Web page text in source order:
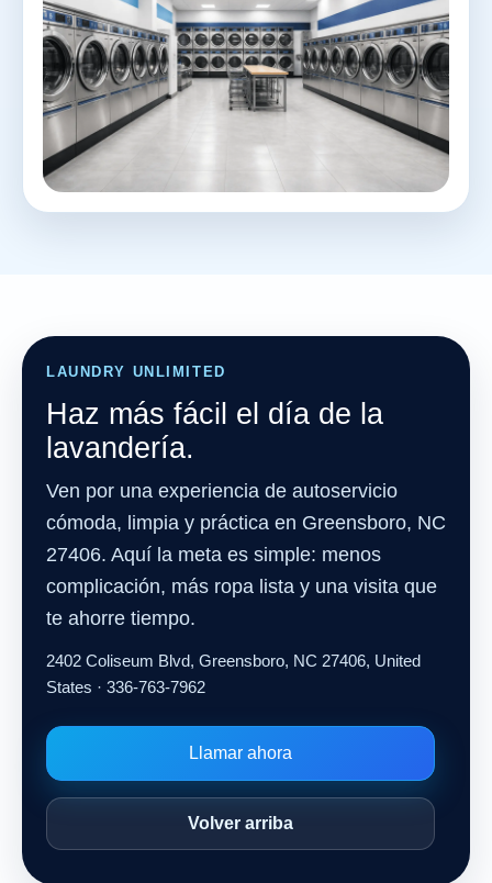
LAUNDRY UNLIMITED
Haz más fácil el día de la
lavandería.
Ven por una experiencia de autoservicio
cómoda, limpia y práctica en Greensboro, NC
27406. Aquí la meta es simple: menos
complicación, más ropa lista y una visita que
te ahorre tiempo.
2402 Coliseum Blvd, Greensboro, NC 27406, United
States · 336-763-7962
Llamar ahora
Volver arriba